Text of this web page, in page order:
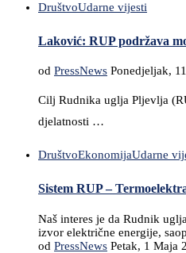
DruštvoUdarne vijesti
Laković: RUP podržava
od PressNews Ponedjeljak,
Cilj Rudnika uglja Pljevlja
djelatnosti …
DruštvoEkonomijaUdarne
Sistem RUP –
Naš interes je da Rudnik
izvor električne energije,
od PressNews Petak, 1 Maja